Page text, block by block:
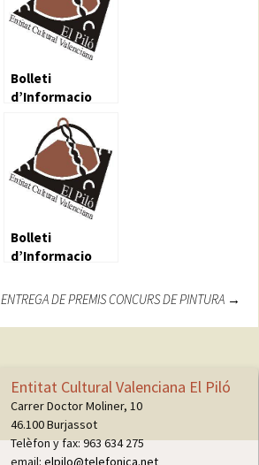
Bolleti
d’Informacio
Cultural 57
Bolleti
d’Informacio
ENTREGA DE PREMIS CONCURS DE PINTURA →
Entitat Cultural Valenciana El Piló
Carrer Doctor Moliner, 10
46.100 Burjassot
Telèfon y fax: 963 634 275
email: elpilo@telefonica.net